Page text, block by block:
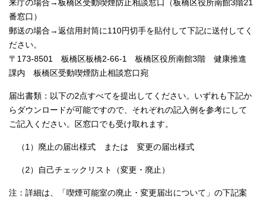
来庁の場合→板橋区受動喫煙防止相談窓口（板橋区役所南館3階21
番窓口）
郵送の場合→返信用封筒に110円切手を貼付して下記に送付してく
ださい。
〒173-8501 板橋区板橋2-66-1 板橋区役所南館3階 健康推進
課内 板橋区受動喫煙防止相談窓口宛
届出書類：以下の2点すべてを提出してください。いずれも下記か
らダウンロードが可能ですので、それぞれの記入例を参考にして
ご記入ください。区窓口でも受け取れます。
（1）廃止の届出様式 または 変更の届出様式
（2）自己チェックリスト（変更・廃止）
注：詳細は、「喫煙可能室の廃止・変更届出について」の下記案